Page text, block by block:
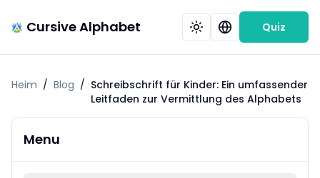
Cursive Alphabet Quiz
Heim / Blog / Schreibschrift für Kinder: Ein umfassender
Leitfaden zur Vermittlung des Alphabets
Menu